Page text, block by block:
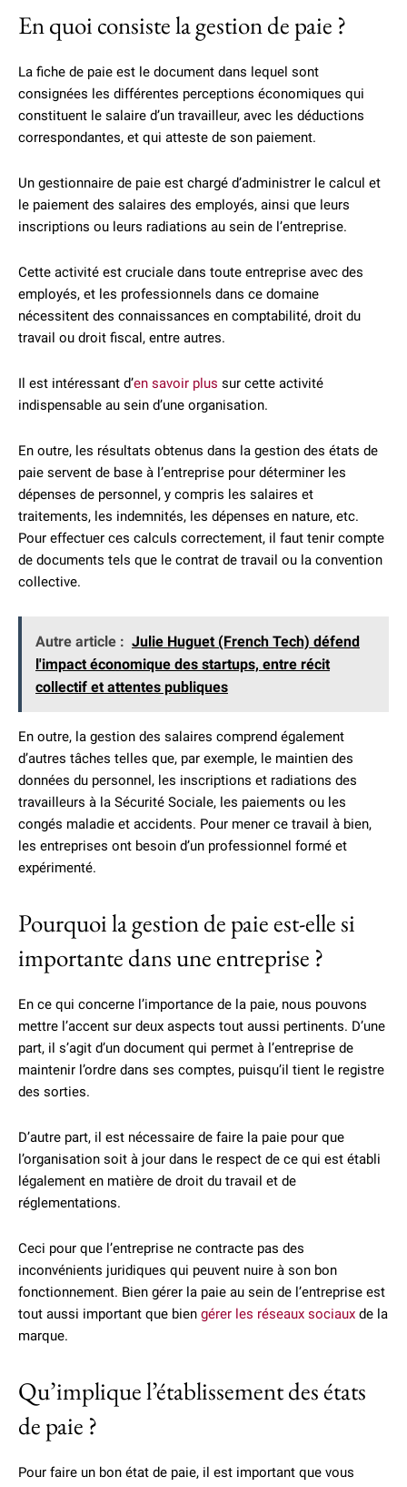
En quoi consiste la gestion de paie ?
La fiche de paie est le document dans lequel sont
consignées les différentes perceptions économiques qui
constituent le salaire d’un travailleur, avec les déductions
correspondantes, et qui atteste de son paiement.
Un gestionnaire de paie est chargé d’administrer le calcul et
le paiement des salaires des employés, ainsi que leurs
inscriptions ou leurs radiations au sein de l’entreprise.
Cette activité est cruciale dans toute entreprise avec des
employés, et les professionnels dans ce domaine
nécessitent des connaissances en comptabilité, droit du
travail ou droit fiscal, entre autres.
Il est intéressant d’en savoir plus sur cette activité
indispensable au sein d’une organisation.
En outre, les résultats obtenus dans la gestion des états de
paie servent de base à l’entreprise pour déterminer les
dépenses de personnel, y compris les salaires et
traitements, les indemnités, les dépenses en nature, etc.
Pour effectuer ces calculs correctement, il faut tenir compte
de documents tels que le contrat de travail ou la convention
collective.
Autre article : Julie Huguet (French Tech) défend
l'impact économique des startups, entre récit
collectif et attentes publiques
En outre, la gestion des salaires comprend également
d’autres tâches telles que, par exemple, le maintien des
données du personnel, les inscriptions et radiations des
travailleurs à la Sécurité Sociale, les paiements ou les
congés maladie et accidents. Pour mener ce travail à bien,
les entreprises ont besoin d’un professionnel formé et
expérimenté.
Pourquoi la gestion de paie est-elle si
importante dans une entreprise ?
En ce qui concerne l’importance de la paie, nous pouvons
mettre l’accent sur deux aspects tout aussi pertinents. D’une
part, il s’agit d’un document qui permet à l’entreprise de
maintenir l’ordre dans ses comptes, puisqu’il tient le registre
des sorties.
D’autre part, il est nécessaire de faire la paie pour que
l’organisation soit à jour dans le respect de ce qui est établi
légalement en matière de droit du travail et de
réglementations.
Ceci pour que l’entreprise ne contracte pas des
inconvénients juridiques qui peuvent nuire à son bon
fonctionnement. Bien gérer la paie au sein de l’entreprise est
tout aussi important que bien gérer les réseaux sociaux de la
marque.
Qu’implique l’établissement des états
de paie ?
Pour faire un bon état de paie, il est important que vous